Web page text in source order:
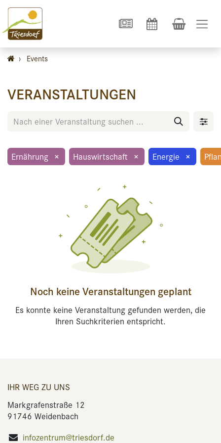
› Events
VERANSTALTUNGEN
Ernährung × Hauswirtschaft × Energie ×
Noch keine Veranstaltungen geplant
Es konnte keine Veranstaltung gefunden werden, die
Ihren Suchkriterien entspricht.
IHR WEG ZU UNS
Markgrafenstraße 12
91746 Weidenbach
infozentrum@triesdorf.de